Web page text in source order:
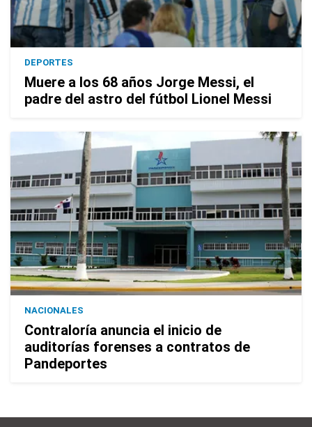
DEPORTES
Muere a los 68 años Jorge Messi, el
padre del astro del fútbol Lionel Messi
NACIONALES
Contraloría anuncia el inicio de
auditorías forenses a contratos de
Pandeportes